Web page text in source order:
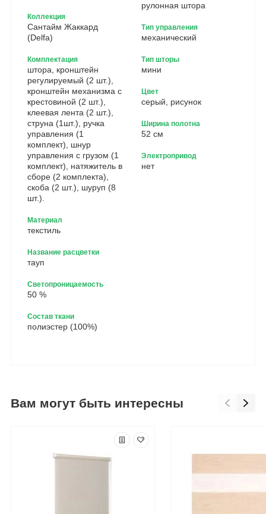
Коллекция
Сантайм Жаккард
(Delfa)
Комплектация
штора, кронштейн
регулируемый (2 шт.),
кронштейн механизма с
крестовиной (2 шт.),
клеевая лента (2 шт.),
струна (1шт.), ручка
управления (1
комплект), шнур
управления с грузом (1
комплект), натяжитель в
сборе (2 комплекта),
скоба (2 шт.), шуруп (8
шт.).
Материал
текстиль
Название расцветки
тауп
Светопроницаемость
50 %
Состав ткани
полиэстер (100%)
рулонная штора
Тип управления
механический
Тип шторы
мини
Цвет
серый, рисунок
Ширина полотна
52 см
Электропривод
нет
Вам могут быть интересны